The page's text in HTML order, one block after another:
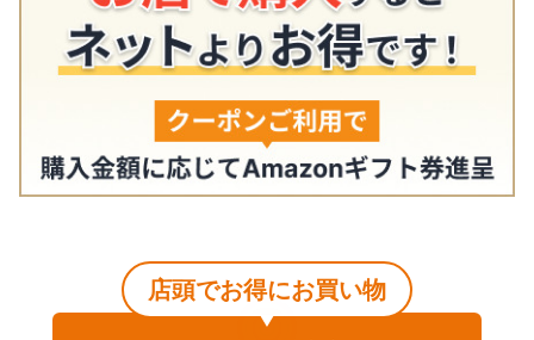
店頭でお得にお買い物